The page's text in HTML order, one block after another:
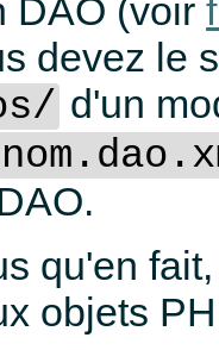
DAO (voir
devez le
d'un
qu'en
objets